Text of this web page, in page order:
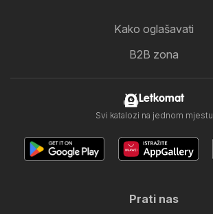
Kako oglašavati
B2B zona
Letkomat
Svi katalozi na jednom mjestu
Prati nas